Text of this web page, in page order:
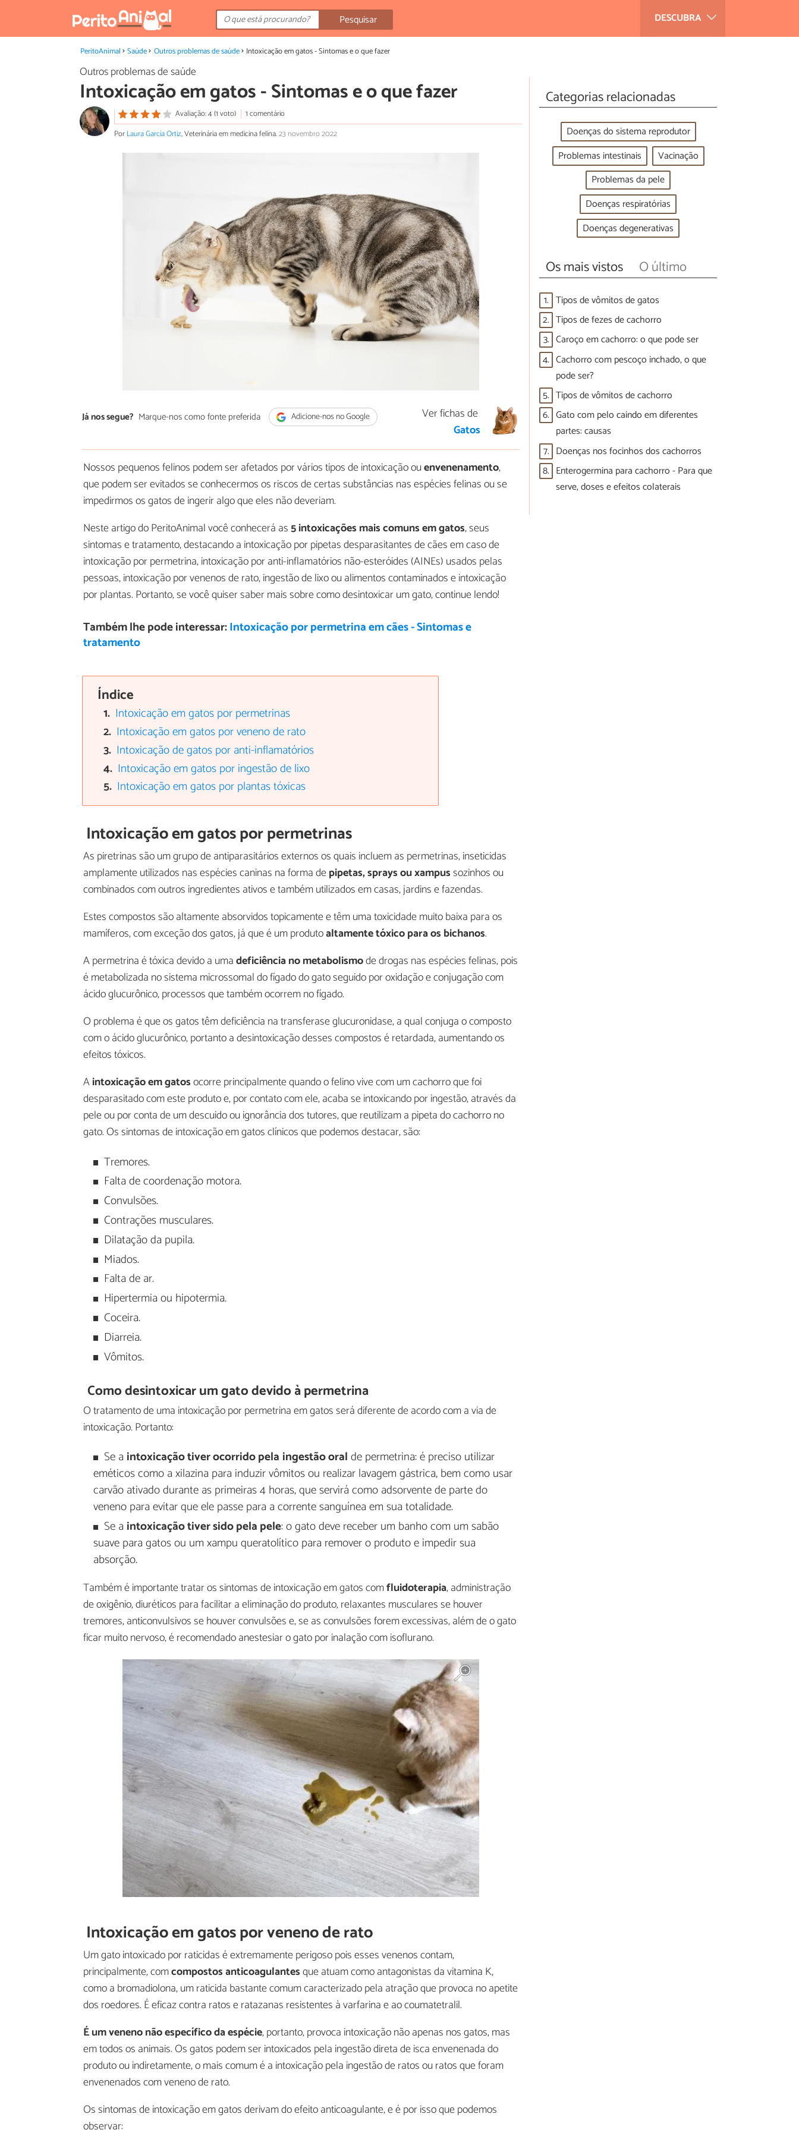
DESCUBRA
Pesquisar
PeritoAnimal Saúde Outros problemas de saúde Intoxicação em gatos - Sintomas e o que fazer
Outros problemas de saúde
Intoxicação em gatos - Sintomas e o que fazer
Avaliação: 4 (1 voto)
1 comentário
PorLaura García Ortiz, Veterinária em medicina felina.23 novembro 2022
Já nos segue? Marque-nos como fonte preferida Adicione-nos no Google
Ver fichas de
Gatos
Nossos pequenos felinos podem ser afetados por vários tipos de intoxicação ouenvenenamento,
que podem ser evitados se conhecermos os riscos de certas substâncias nas espécies felinas ou se
impedirmos os gatos de ingerir algo que eles não deveriam.
Neste artigo do PeritoAnimal você conhecerá as5 intoxicações mais comuns em gatos, seus
sintomas e tratamento, destacando a intoxicação por pipetas desparasitantes de cães em caso de
intoxicação por permetrina, intoxicação por anti-inflamatórios não-esteróides (AINEs) usados pelas
pessoas, intoxicação por venenos de rato, ingestão de lixo ou alimentos contaminados e intoxicação
por plantas. Portanto, se você quiser saber mais sobre como desintoxicar um gato, continue lendo!
Também lhe pode interessar:Intoxicação por permetrina em cães - Sintomas e
tratamento
Índice
Intoxicação em gatos por permetrinas
Intoxicação em gatos por veneno de rato
Intoxicação de gatos por anti-inflamatórios
Intoxicação em gatos por ingestão de lixo
Intoxicação em gatos por plantas tóxicas
Intoxicação em gatos por permetrinas
As piretrinas são um grupo de antiparasitários externos os quais incluem as permetrinas, inseticidas
amplamente utilizados nas espécies caninas na forma depipetas, sprays ou xampussozinhos ou
combinados com outros ingredientes ativos e também utilizados em casas, jardins e fazendas.
Estes compostos são altamente absorvidos topicamente e têm uma toxicidade muito baixa para os
mamíferos, com exceção dos gatos, já que é um produtoaltamente tóxico para os bichanos.
A permetrina é tóxica devido a umadeficiência no metabolismode drogas nas espécies felinas, pois
é metabolizada no sistema microssomal do fígado do gato seguido por oxidação e conjugação com
ácido glucurônico, processos que também ocorrem no fígado.
O problema é que os gatos têm deficiência na transferase glucuronidase, a qual conjuga o composto
com o ácido glucurônico, portanto a desintoxicação desses compostos é retardada, aumentando os
efeitos tóxicos.
Aintoxicação em gatosocorre principalmente quando o felino vive com um cachorro que foi
desparasitado com este produto e, por contato com ele, acaba se intoxicando por ingestão, através da
pele ou por conta de um descuido ou ignorância dos tutores, que reutilizam a pipeta do cachorro no
gato. Os sintomas de intoxicação em gatos clínicos que podemos destacar, são:
Tremores.
Falta de coordenação motora.
Convulsões.
Contrações musculares.
Dilatação da pupila.
Miados.
Falta de ar.
Hipertermia ou hipotermia.
Coceira.
Diarreia.
Vômitos.
Como desintoxicar um gato devido à permetrina
O tratamento de uma intoxicação por permetrina em gatos será diferente de acordo com a via de
intoxicação. Portanto:
Se a intoxicação tiver ocorrido pela ingestão oralde permetrina: é preciso utilizar
eméticos como a xilazina para induzir vômitos ou realizar lavagem gástrica, bem como usar
carvão ativado durante as primeiras 4 horas, que servirá como adsorvente de parte do
veneno para evitar que ele passe para a corrente sanguínea em sua totalidade.
Se a intoxicação tiver sido pela pele: o gato deve receber um banho com um sabão
suave para gatos ou um xampu queratolítico para remover o produto e impedir sua
absorção.
Também é importante tratar os sintomas de intoxicação em gatos comfluidoterapia, administração
de oxigênio, diuréticos para facilitar a eliminação do produto, relaxantes musculares se houver
tremores, anticonvulsivos se houver convulsões e, se as convulsões forem excessivas, além de o gato
ficar muito nervoso, é recomendado anestesiar o gato por inalação com isoflurano.
Intoxicação em gatos por veneno de rato
Um gato intoxicado por raticidas é extremamente perigoso pois esses venenos contam,
principalmente, comcompostos anticoagulantesque atuam como antagonistas da vitamina K,
como a bromadiolona, um raticida bastante comum caracterizado pela atração que provoca no apetite
dos roedores. É eficaz contra ratos e ratazanas resistentes à varfarina e ao coumatetralil.
É um veneno não específico da espécie, portanto, provoca intoxicação não apenas nos gatos, mas
em todos os animais. Os gatos podem ser intoxicados pela ingestão direta de isca envenenada do
produto ou indiretamente, o mais comum é a intoxicação pela ingestão de ratos ou ratos que foram
envenenados com veneno de rato.
Os sintomas de intoxicação em gatos derivam do efeito anticoagulante, e é por isso que podemos
Categorias relacionadas
Doenças do sistema reprodutor
Problemas intestinais
Vacinação
Problemas da pele
Doenças respiratórias
Doenças degenerativas
Os mais vistos O último
1. Tipos de vômitos de gatos
2. Tipos de fezes de cachorro
3. Caroço em cachorro: o que pode ser
4. Cachorro com pescoço inchado, o que
pode ser?
5. Tipos de vômitos de cachorro
6. Gato com pelo caindo em diferentes
partes: causas
7. Doenças nos focinhos dos cachorros
8. Enterogermina para cachorro - Para que
serve, doses e efeitos colaterais